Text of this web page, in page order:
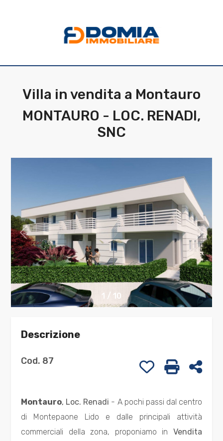
Villa in vendita a Montauro
MONTAURO - LOC. RENADI,
SNC
1 / 10
Descrizione
Cod. 87 Stampa:
Preferiti: Cod.
Montauro, Loc. Renadi - A pochi passi dal centro
di Montepaone Lido e dalle principali attività
commerciali della zona, proponiamo in Vendita
SERVIZI
CONTATTI
Affitto
dove
cercare
Provincia
Comune
multiscelta
Qualsiasi